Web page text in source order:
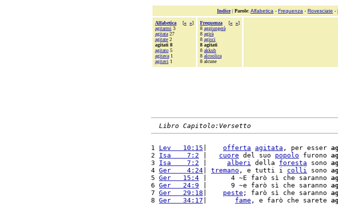
Indice| Parole: Alfabetica - Frequenza - Rovesciate -
Alfabetica [« »]
agitarmi 3
agitata 27
agitate 2
agitati 8
agitato 5
agitava 1
agitavi 1
Frequenza [« »]
8 aggiungerà
8 agirà
8 agisci
8 agitati
8 akkub
8 alcoolica
8 alcune
Libro Capitolo:Versetto
1 Lev   10:15 offerta agitata , per esser
2 Isa    7:2 cuore del suo popolo furono
3 Isa    7:2 alberi della foresta sono
4 Ger    4:24 tremano , e tutti i colli sono
5 Ger   15:4 |      4 ~E farò sì che saranno
6 Ger   24:9 |      9 ~e farò sì che saranno
7 Ger   29:18 peste ; farò sì che saranno
8 Ger   34:17 fame , e farò che sarete